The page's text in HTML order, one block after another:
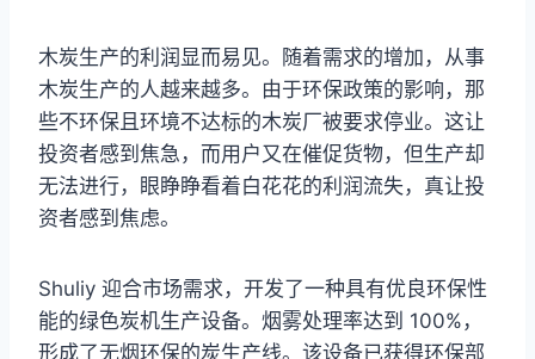
木炭生产的利润显而易见。随着需求的增加，从事
木炭生产的人越来越多。由于环保政策的影响，那
些不环保且环境不达标的木炭厂被要求停业。这让
投资者感到焦急，而用户又在催促货物，但生产却
无法进行，眼睁睁看着白花花的利润流失，真让投
资者感到焦虑。
Shuliy 迎合市场需求，开发了一种具有优良环保性
能的绿色炭机生产设备。烟雾处理率达到 100%，
形成了无烟环保的炭生产线。该设备已获得环保部